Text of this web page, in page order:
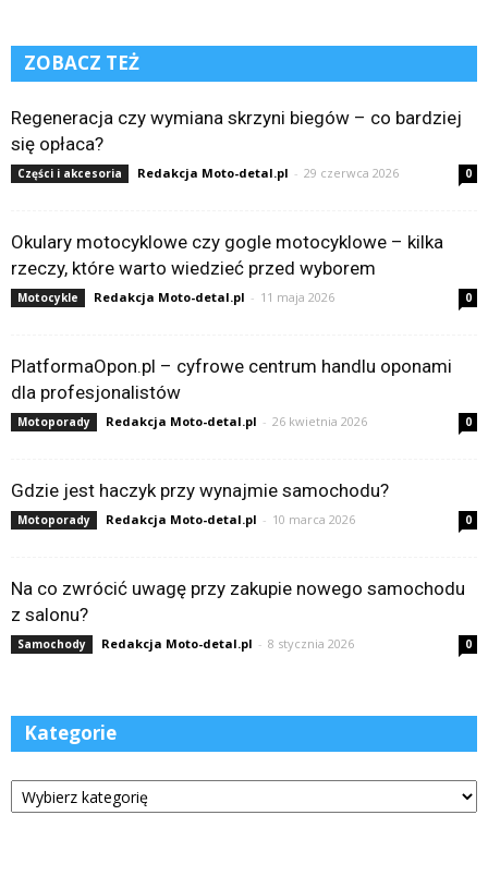
ZOBACZ TEŻ
Regeneracja czy wymiana skrzyni biegów – co bardziej
się opłaca?
Części i akcesoria Redakcja Moto-detal.pl - 29 czerwca 2026 0
Okulary motocyklowe czy gogle motocyklowe – kilka
rzeczy, które warto wiedzieć przed wyborem
Motocykle Redakcja Moto-detal.pl - 11 maja 2026 0
PlatformaOpon.pl – cyfrowe centrum handlu oponami
dla profesjonalistów
Motoporady Redakcja Moto-detal.pl - 26 kwietnia 2026 0
Gdzie jest haczyk przy wynajmie samochodu?
Motoporady Redakcja Moto-detal.pl - 10 marca 2026 0
Na co zwrócić uwagę przy zakupie nowego samochodu
z salonu?
Samochody Redakcja Moto-detal.pl - 8 stycznia 2026 0
Kategorie
Kategorie